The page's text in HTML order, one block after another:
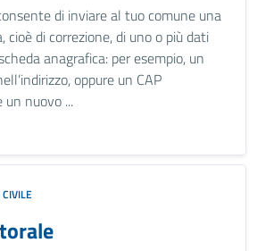
di inviare al tuo comune una
cioè di correzione, di uno o più dati
anagrafica: per esempio, un
oppure un CAP
un nuovo ...
CIVILE